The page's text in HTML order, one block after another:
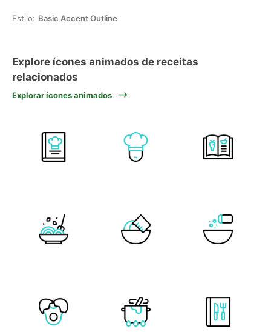
Estilo: Basic Accent Outline
Explore ícones animados de receitas
relacionados
Explorar ícones animados